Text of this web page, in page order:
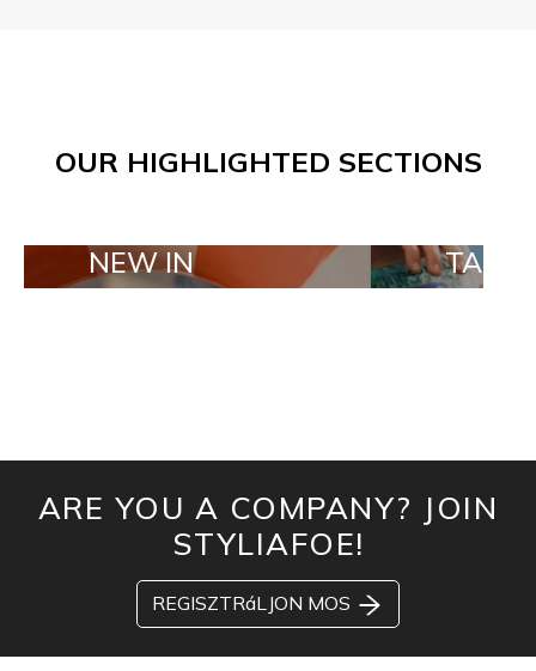
OUR HIGHLIGHTED SECTIONS
TAILOR MADE
ARE YOU A COMPANY? JOIN
STYLIAFOE!
REGISZTRáLJON MOS